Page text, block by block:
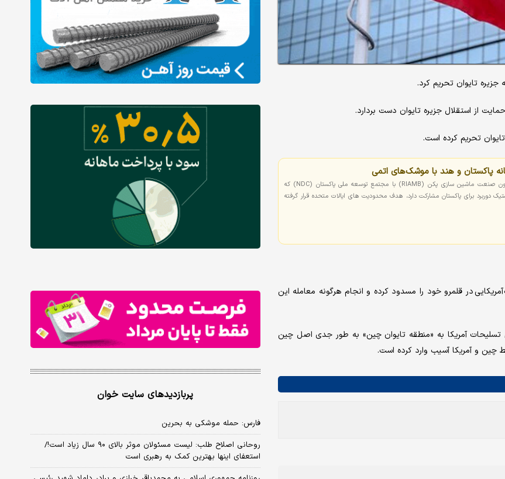
تایوان تحریم کرد.
از استقلال جزیره تایوان دست بردارد.
پاکستان و هند با موشک‌های اتمی
به گفته ایالات متحده، موسسه تحقیقات اتوماسیون صنعت ماشین سازی پکن (RIAMB) با مجتمع توسعه ملی پاکستان (NDC) که
برای پاکستان مشارکت دارد، هدف محدودیت های ایالات متحده قرار گرفته
صادره از سوی وزارت امور خارجه چین، پکن اموال ۹ شرکت آمریکایی در قلمرو خود را مسدود کرده و انجام هرگونه معامله این
تسلیحات آمریکا به «منطقه تایوان چین» به طور جدی اصل چین
چین و آمریکا آسیب وارد کرده است.
پربازدیدهای سایت خوان
فارس: حمله موشکی به بحرین
روحانی اصلاح طلب: ‌لیست مسئولان موثر بالای ۹۰ سال زیاد است!/
استعفای اینها بهترین کمک به رهبری است